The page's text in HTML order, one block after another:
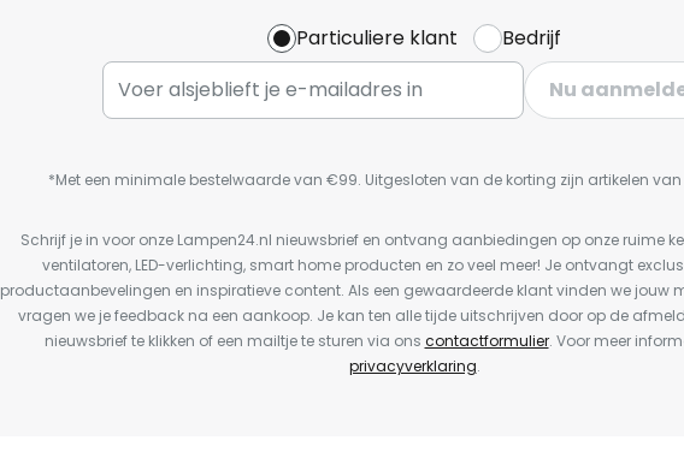
Particuliere klant
Bedrijf
Nu
*Met een minimale bestelwaarde van €99. Uitgesloten van de korting zijn artikelen van
Schrijf je in voor onze Lampen24.nl nieuwsbrief en ontvang aanbiedingen op onze ruime
ventilatoren, LED-verlichting, smart home producten en zo veel meer! Je ontvangt
productaanbevelingen en inspiratieve content. Als een gewaardeerde klant vinden we jouw
vragen we je feedback na een aankoop. Je kan ten alle tijde uitschrijven door op de
nieuwsbrief te klikken of een mailtje te sturen via ons contactformulier. Voor meer
privacyverklaring.